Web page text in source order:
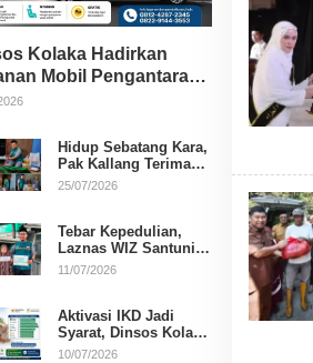
Kolaka Hadirkan
Mobil Pengantaran
bagi Pasien Penerima
Hidup Sebatang Kara,
Pak Kallang Terima
Bantuan dari Laznas
25/07/2026
Tebar Kepedulian,
Laznas WIZ Santuni
Anak Yatim dan
11/07/2026
Aktivasi IKD Jadi
Syarat, Dinsos Kolaka
Sosialisasikan
10/07/2026